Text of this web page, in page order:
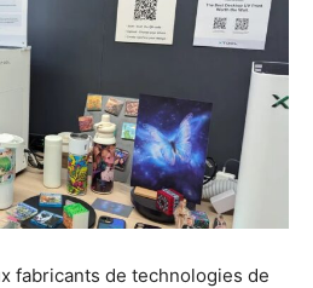
fabricants de technologies de